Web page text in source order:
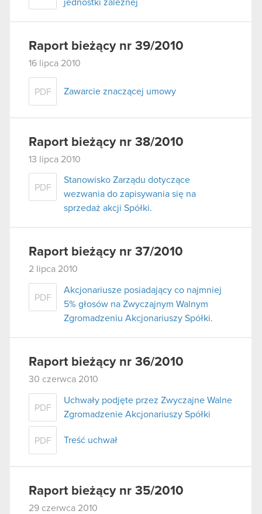
jednostki zależnej
Raport bieżący nr 39/2010
16 lipca 2010
PDF Zawarcie znaczącej umowy
Raport bieżący nr 38/2010
13 lipca 2010
PDF
Stanowisko Zarządu dotyczące
wezwania do zapisywania się na
sprzedaż akcji Spółki.
Raport bieżący nr 37/2010
2 lipca 2010
PDF
Akcjonariusze posiadający co najmniej
5% głosów na Zwyczajnym Walnym
Zgromadzeniu Akcjonariuszy Spółki.
Raport bieżący nr 36/2010
30 czerwca 2010
PDF
Uchwały podjęte przez Zwyczajne Walne
Zgromadzenie Akcjonariuszy Spółki
PDF Treść uchwał
Raport bieżący nr 35/2010
29 czerwca 2010